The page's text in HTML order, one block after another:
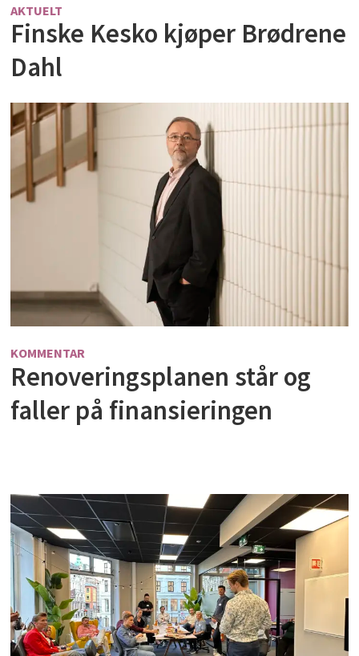
AKTUELT
Finske Kesko kjøper Brødrene
Dahl
KOMMENTAR
Renoveringsplanen står og
faller på finansieringen